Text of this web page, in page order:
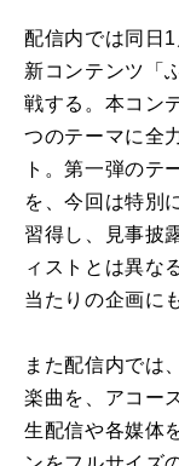
配信内では同日
新コンテンツ「
戦する。本コン
つのテーマに全
ト。第一弾のテ
を、今回は特別
習得し、見事披
ィストとは異な
当たりの企画に
また配信内では
楽曲を、アコー
生配信や各媒体